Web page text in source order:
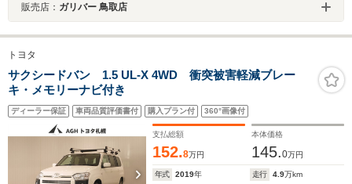
販売店： ガリバー 鳥取店
トヨタ
サクシードバン 1.5 UL-X 4WD 衝突被害軽減ブレー
キ・メモリーナビ付き
ディーラー保証 車両品質評価書付 購入プラン付 360°画像付
支払総額
152.8万円
本体価格
145.0万円
年式 2019年 走行 4.9万km